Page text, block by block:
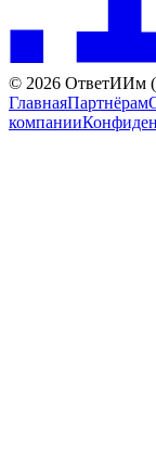
© 2026 ОтветИИм
ГлавнаяПартнёрам
компании